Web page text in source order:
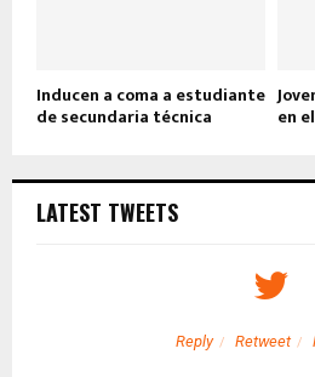
Inducen a coma a estudiante
de secundaria técnica en
LATEST TWEETS
Reply Retweet